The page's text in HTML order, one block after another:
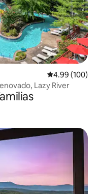
Calificación
4.99 (100)
Lazy River